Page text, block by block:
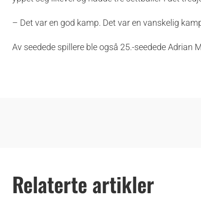
– Det var en god kamp. Det var en vanskelig
Av seedede spillere ble også 25.-seedede Adrian
Relaterte artikler